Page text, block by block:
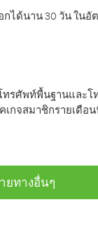
ได้นาน 30 วัน ในอั
รศัพท์พื้นฐานและ
กจสมาชิกรายเดือ
ยทางอื่นๆ